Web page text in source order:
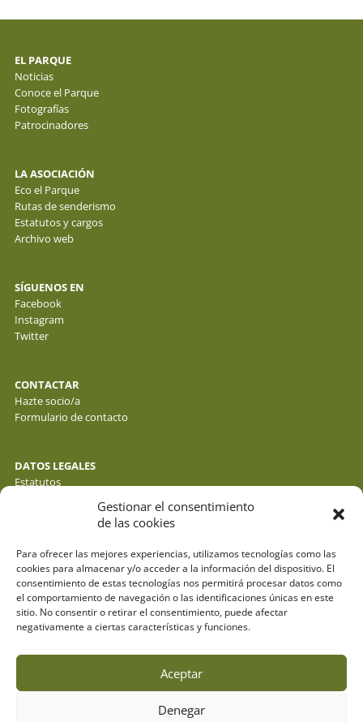
Gestionar el consentimiento
de las cookies
Para ofrecer las mejores experiencias, utilizamos tecnologías como las
cookies para almacenar y/o acceder a la información del dispositivo. El
consentimiento de estas tecnologías nos permitirá procesar datos como
el comportamiento de navegación o las identificaciones únicas en este
sitio. No consentir o retirar el consentimiento, puede afectar
negativamente a ciertas características y funciones.
Aceptar
Denegar
EL PARQUE
Noticias
Conoce el Parque
Fotografías
Patrocinadores
LA ASOCIACIÓN
Eco el Parque
Rutas de senderismo
Estatutos y cargos
Archivo web
SÍGUENOS EN
Facebook
Instagram
Twitter
CONTACTAR
Hazte socio/a
Formulario de contacto
DATOS LEGALES
Estatutos
Política de cookies
© fotos : f. y j. gálvez - o. molina y sus autores . webdesign: